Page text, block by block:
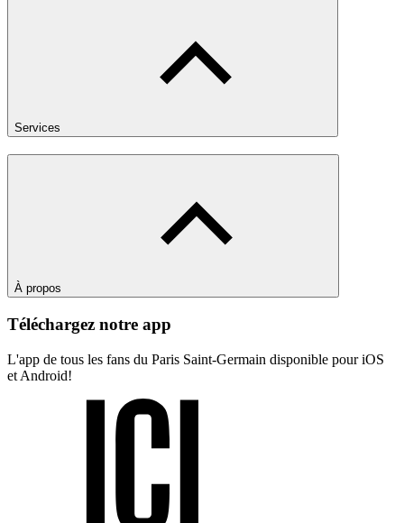
Services
À propos
Téléchargez notre app
L'app de tous les fans du Paris Saint-Germain disponible pour iOS
et Android!